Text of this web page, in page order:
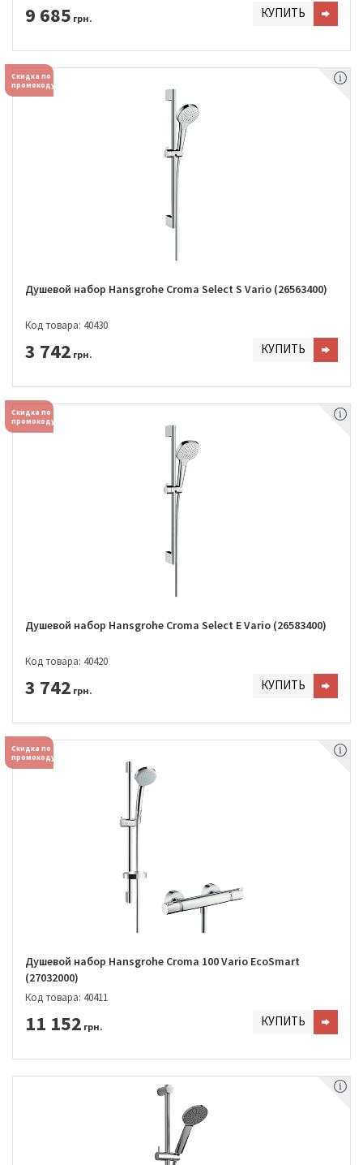
9 685 грн. КУПИТЬ
Скидка по
промокоду
Душевой набор Hansgrohe Croma Select S Vario (26563400)
Код товара: 40430
3 742 грн. КУПИТЬ
Скидка по
промокоду
Душевой набор Hansgrohe Croma Select E Vario (26583400)
Код товара: 40420
3 742 грн. КУПИТЬ
Скидка по
промокоду
Душевой набор Hansgrohe Croma 100 Vario EcoSmart
(27032000)
Код товара: 40411
11 152 грн. КУПИТЬ